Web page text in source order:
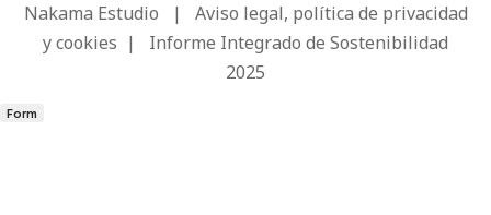
Nakama Estudio | Aviso legal, política de privacidad
y cookies | Informe Integrado de Sostenibilidad
2025
Form